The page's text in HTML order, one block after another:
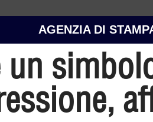
AGENZIA DI
un